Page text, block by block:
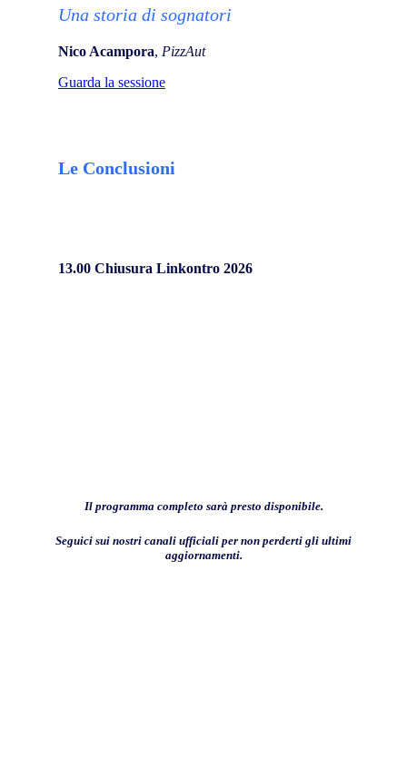
Una storia di sognatori
Nico Acampora, PizzAut
Guarda la sessione
Le Conclusioni
13.00 Chiusura Linkontro 2026
Il programma completo sarà presto disponibile.
Seguici sui nostri canali ufficiali per non perderti gli ultimi
aggiornamenti.